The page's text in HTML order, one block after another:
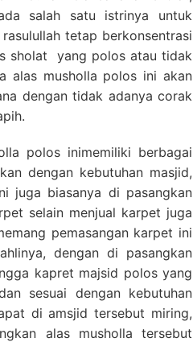
salah satu istrinya untuk
tetap berkonsentrasi
sholat yang polos atau tidak
alas musholla polos ini akan
dengan tidak adanya corak
polos inimemiliki berbagai
dengan kebutuhan masjid,
juga biasanya di pasangkan
selain menjual karpet juga
pemasangan karpet ini
dengan di pasangkan
kapret majsid polos yang
sesuai dengan kebutuhan
di amsjid tersebut miring,
alas musholla tersebut